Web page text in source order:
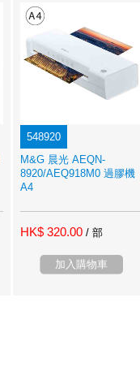
548920
M&G 晨光 AEQN-
8920/AEQ918M0 過膠機
A4
HK$ 320.00 / 部
加入購物車